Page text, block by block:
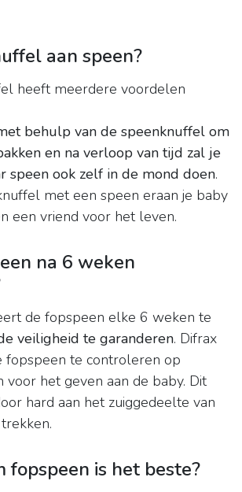
aan speen?
heeft meerdere voordelen
behulp van de speenknuffel om
en na verloop van tijd zal je
speen ook zelf in de mond doen.
met een speen eraan je baby
een vriend voor het leven.
na 6 weken
de fopspeen elke 6 weken te
veiligheid te garanderen. Difrax
fopspeen te controleren op
voor het geven aan de baby. Dit
hard aan het zuiggedeelte van
fopspeen is het beste?